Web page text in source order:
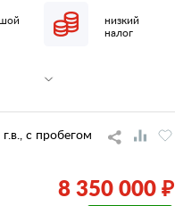
низкий
налог
с пробегом
8 350 000 ₽